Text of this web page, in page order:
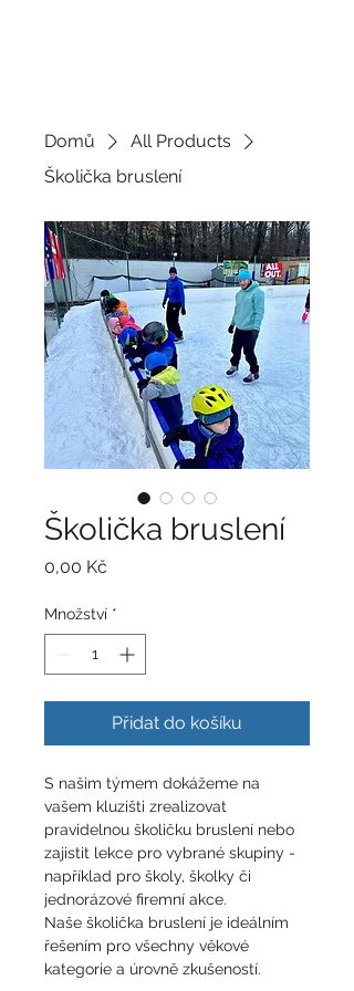
Domů
All Products
Školička bruslení
Školička bruslení
0,00 Kč
Množství *
Přidat do košíku
S našim týmem dokážeme na
vašem kluzišti zrealizovat
pravidelnou školičku bruslení nebo
zajistit lekce pro vybrané skupiny -
například pro školy, školky či
jednorázové firemní akce.
Naše školička bruslení je ideálním
řešením pro všechny věkové
kategorie a úrovně zkušeností.